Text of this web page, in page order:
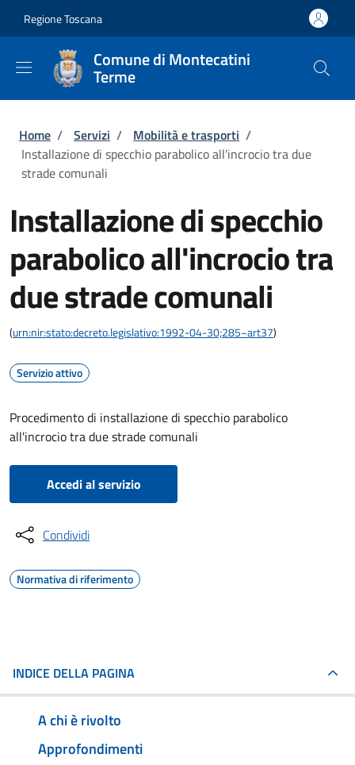
Regione Toscana
Comune di Montecatini
Terme
Briciole di pane
Home / Servizi / Mobilità e trasporti /
Installazione di specchio parabolico all'incrocio tra due
strade comunali
Installazione di specchio
parabolico all'incrocio tra
due strade comunali
(urn:nir:stato:decreto.legislativo:1992-04-30;285~art37)
Servizio attivo
Procedimento di installazione di specchio parabolico
all'incrocio tra due strade comunali
Accedi al servizio
Condividi
Normativa di riferimento
INDICE DELLA PAGINA
A chi è rivolto
Approfondimenti